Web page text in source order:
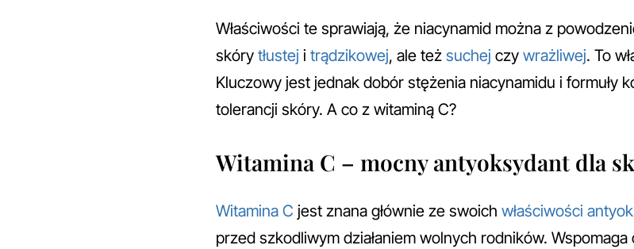
Właściwości te sprawiają, że niacynamid można z
skóry tłustej i trądzikowej, ale też suchej czy wrażliwej. To
Kluczowy jest jednak dobór stężenia niacynamidu i formuły
tolerancji skóry. A co z witaminą C?
Witamina C – mocny antyoksydant dla
Witamina C jest znana głównie ze swoich właściwości
przed szkodliwym działaniem wolnych rodników.